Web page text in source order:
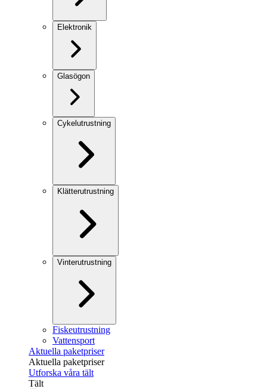
Elektronik
Glasögon
Cykelutrustning
Klätterutrustning
Vinterutrustning
Fiskeutrustning
Vattensport
Aktuella paketpriser
Aktuella paketpriser
Utforska våra tält
Tält